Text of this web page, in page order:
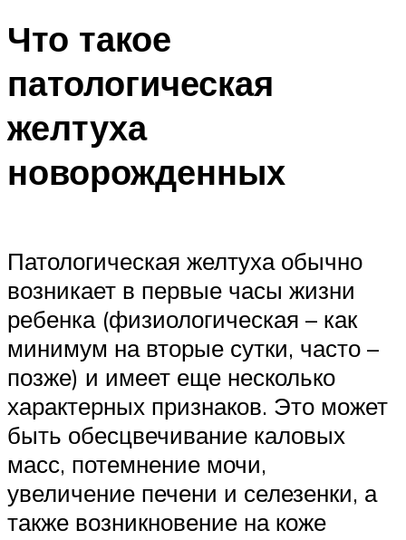
Что такое
патологическая
желтуха
новорожденных
Патологическая желтуха обычно
возникает в первые часы жизни
ребенка (физиологическая – как
минимум на вторые сутки, часто –
позже) и имеет еще несколько
характерных признаков. Это может
быть обесцвечивание каловых
масс, потемнение мочи,
увеличение печени и селезенки, а
также возникновение на коже